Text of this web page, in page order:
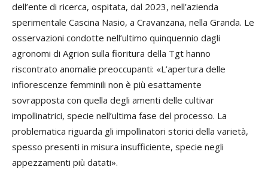
dell’ente di ricerca, ospitata, dal 2023, nell’azienda
sperimentale Cascina Nasio, a Cravanzana, nella Granda. Le
osservazioni condotte nell’ultimo quinquennio dagli
agronomi di Agrion sulla fioritura della Tgt hanno
riscontrato anomalie preoccupanti: «L’apertura delle
infiorescenze femminili non è più esattamente
sovrapposta con quella degli amenti delle cultivar
impollinatrici, specie nell’ultima fase del processo. La
problematica riguarda gli impollinatori storici della varietà,
spesso presenti in misura insufficiente, specie negli
appezzamenti più datati».